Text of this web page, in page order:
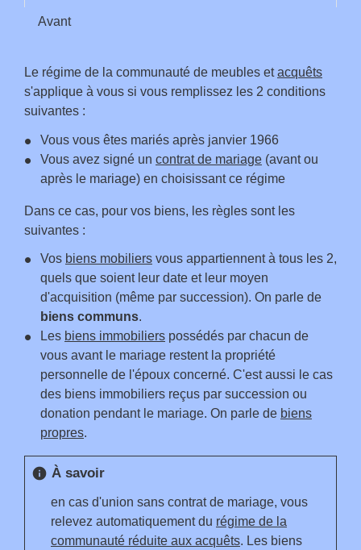
Avant
Le régime de la communauté de meubles etacquêts
s'applique à vous si vous remplissez les 2 conditions
suivantes :
Vous vous êtes mariés après janvier 1966
Vous avez signé un contrat de mariage (avant ou
après le mariage) en choisissant ce régime
Dans ce cas, pour vos biens, les règles sont les
suivantes :
Vos biens mobiliers vous appartiennent à tous les 2,
quels que soient leur date et leur moyen
d'acquisition (même par succession). On parle de
biens communs.
Les biens immobiliers possédés par chacun de
vous avant le mariage restent la propriété
personnelle de l'époux concerné. C'est aussi le cas
des biens immobiliers reçus par succession ou
donation pendant le mariage. On parle de biens
propres.
info À savoir
en cas d'union sans contrat de mariage, vous
relevez automatiquement du régime de la
communauté réduite aux acquêts. Les biens